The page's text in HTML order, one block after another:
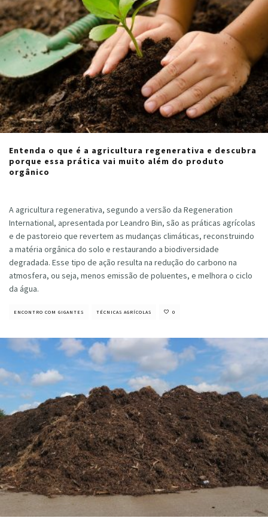
Entenda o que é a agricultura regenerativa e descubra
porque essa prática vai muito além do produto
orgânico
A agricultura regenerativa, segundo a versão da Regeneration
International, apresentada por Leandro Bin, são as práticas agrícolas
e de pastoreio que revertem as mudanças climáticas, reconstruindo
a matéria orgânica do solo e restaurando a biodiversidade
degradada. Esse tipo de ação resulta na redução do carbono na
atmosfera, ou seja, menos emissão de poluentes, e melhora o ciclo
da água.
ENCONTRO COM GIGANTES TÉCNICAS AGRÍCOLAS 0